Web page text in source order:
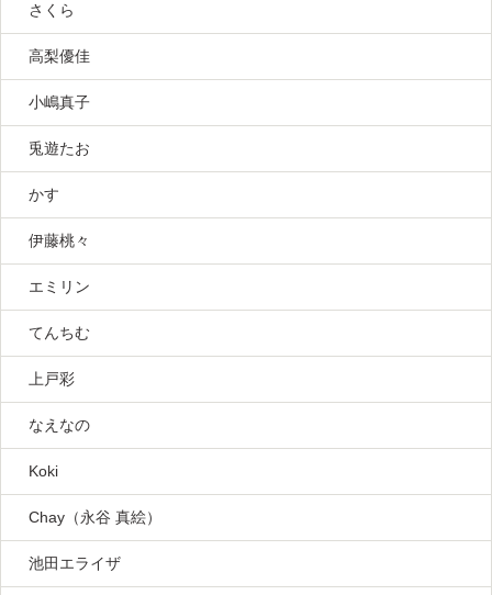
さくら
高梨優佳
小嶋真子
兎遊たお
かす
伊藤桃々
エミリン
てんちむ
上戸彩
なえなの
Koki
Chay（永谷 真絵）
池田エライザ